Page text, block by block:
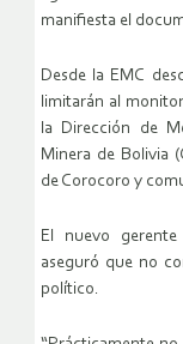
manifiesta el
Desde la EMC
limitarán al
la Dirección de
Minera de Bolivia
de Corocoro y
El nuevo
aseguró que no
político.